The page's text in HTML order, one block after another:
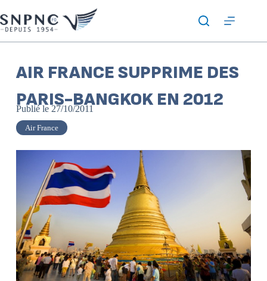
AIR FRANCE SUPPRIME DES
PARIS-BANGKOK EN 2012
Publié le 27/10/2011
Air France